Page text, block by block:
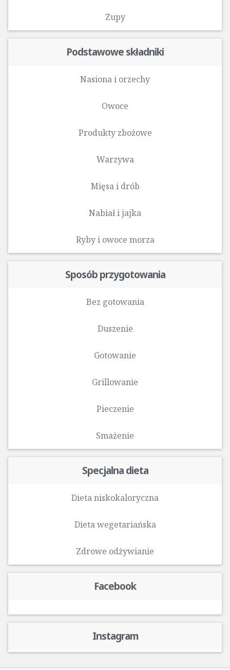
Zupy
Podstawowe składniki
Nasiona i orzechy
Owoce
Produkty zbożowe
Warzywa
Mięsa i drób
Nabiał i jajka
Ryby i owoce morza‎
Sposób przygotowania
Bez gotowania
Duszenie
Gotowanie
Grillowanie
Pieczenie
Smażenie
Specjalna dieta
Dieta niskokaloryczna
Dieta wegetariańska
Zdrowe odżywianie
Facebook
Instagram